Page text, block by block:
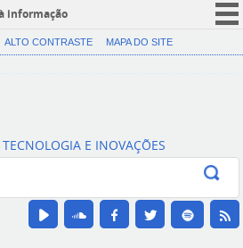
informação
CORONAVÍRUS (COVID-19)
Canais
ALTO CONTRASTE MAPA DO SITE
E INOVAÇÕES